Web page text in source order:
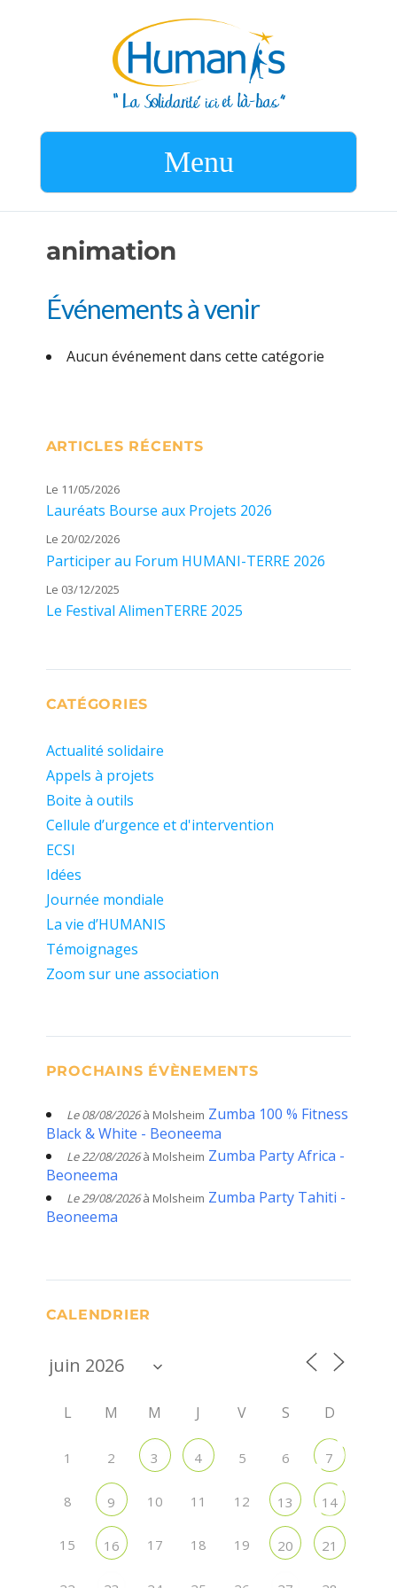
Menu
animation
Événements à venir
Aucun événement dans cette catégorie
ARTICLES RÉCENTS
Le 11/05/2026
Lauréats Bourse aux Projets 2026
Le 20/02/2026
Participer au Forum HUMANI-TERRE 2026
Le 03/12/2025
Le Festival AlimenTERRE 2025
CATÉGORIES
Actualité solidaire
Appels à projets
Boite à outils
Cellule d’urgence et d'intervention
ECSI
Idées
Journée mondiale
La vie d’HUMANIS
Témoignages
Zoom sur une association
PROCHAINS ÉVÈNEMENTS
Le 08/08/2026à Molsheim Zumba 100 % Fitness
Black & White - Beoneema
Le 22/08/2026à Molsheim Zumba Party Africa -
Beoneema
Le 29/08/2026à Molsheim Zumba Party Tahiti -
Beoneema
CALENDRIER
L M M J V S D
1 2 3 4 5 6 7
8 9 10 11 12 13 14
15 16 17 18 19 20 21